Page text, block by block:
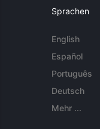
Sprachen
English
Español
Português
Deutsch
Mehr ...